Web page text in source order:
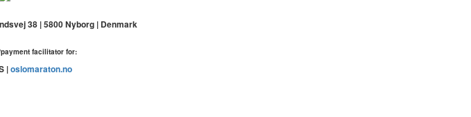
38 | 5800 Nyborg | Denmark
facilitator for:
|oslomaraton.no